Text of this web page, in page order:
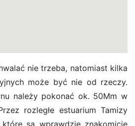
nie trzeba, natomiast kilka
może być nie od rzeczy.
należy pokonać ok. 50Mm w
rozległe estuarium Tamizy